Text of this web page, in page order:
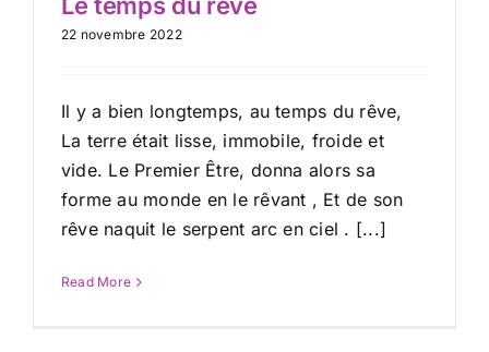
Le temps du rêve
22 novembre 2022
Il y a bien longtemps, au temps du rêve,
La terre était lisse, immobile, froide et
vide. Le Premier Être, donna alors sa
forme au monde en le rêvant , Et de son
rêve naquit le serpent arc en ciel . [...]
Read More